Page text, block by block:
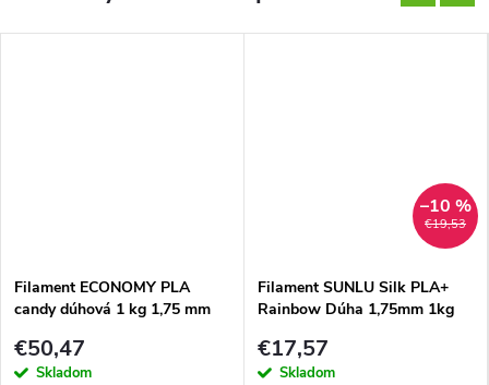
Filament ECONOMY PLA
candy dúhová 1 kg 1,75 mm
€50,47
Skladom
€19,53
–10 %
Filament SUNLU Silk PLA+
Rainbow Dúha 1,75mm 1kg
€17,57
Skladom